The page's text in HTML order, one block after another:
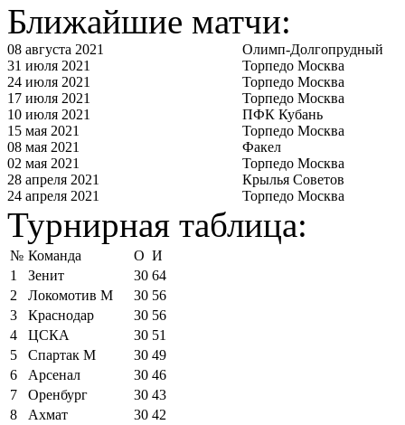
Ближайшие матчи:
08 августа 2021
Олимп-Долгопрудный
31 июля 2021
Торпедо Москва
24 июля 2021
Торпедо Москва
17 июля 2021
Торпедо Москва
10 июля 2021
ПФК Кубань
15 мая 2021
Торпедо Москва
08 мая 2021
Факел
02 мая 2021
Торпедо Москва
28 апреля 2021
Крылья Советов
24 апреля 2021
Торпедо Москва
Турнирная таблица:
№ Команда О И
1
Зенит 30 64
2
Локомотив М 30 56
3
Краснодар 30 56
4
ЦСКА 30 51
5
Спартак М 30 49
6
Арсенал 30 46
7
Оренбург 30 43
8
Ахмат 30 42